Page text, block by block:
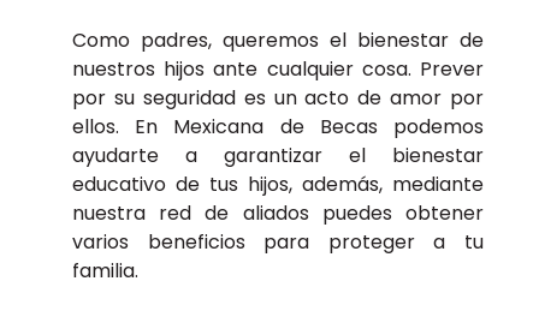
Como padres, queremos el bienestar de
nuestros hijos ante cualquier cosa. Prever
por su seguridad es un acto de amor por
ellos. En Mexicana de Becas podemos
ayudarte a garantizar el bienestar
educativo de tus hijos, además, mediante
nuestra red de aliados puedes obtener
varios beneficios para proteger a tu
familia.